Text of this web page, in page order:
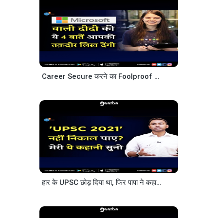
Career Secure करने का Foolproof Plan Microsoft Wali Didi Shradha Khapra Josh Talks Hindi
हार के UPSC छोड़ दिया था, फिर पापा ने कहा… IPS Mohibullah Ansari Josh Talks Hindi